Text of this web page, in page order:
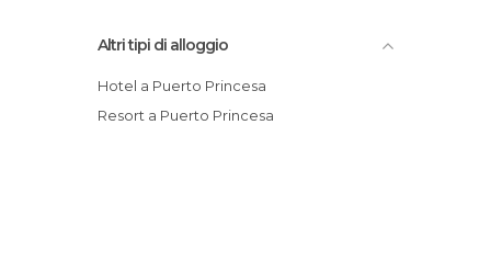
Altri tipi di alloggio
Hotel a Puerto Princesa
Resort a Puerto Princesa